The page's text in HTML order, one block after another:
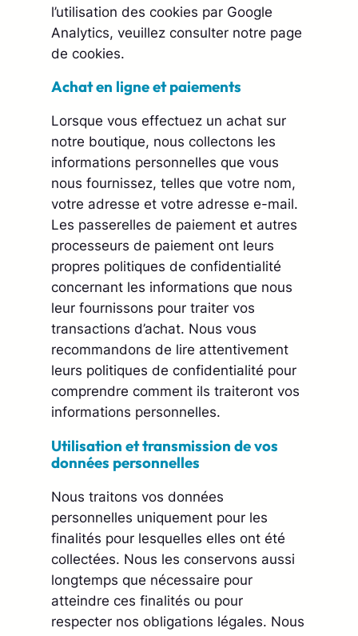
l’utilisation des cookies par Google
Analytics, veuillez consulter notre page
de cookies.
Achat en ligne et paiements
Lorsque vous effectuez un achat sur
notre boutique, nous collectons les
informations personnelles que vous
nous fournissez, telles que votre nom,
votre adresse et votre adresse e-mail.
Les passerelles de paiement et autres
processeurs de paiement ont leurs
propres politiques de confidentialité
concernant les informations que nous
leur fournissons pour traiter vos
transactions d’achat. Nous vous
recommandons de lire attentivement
leurs politiques de confidentialité pour
comprendre comment ils traiteront vos
informations personnelles.
Utilisation et transmission de vos
données personnelles
Nous traitons vos données
personnelles uniquement pour les
finalités pour lesquelles elles ont été
collectées. Nous les conservons aussi
longtemps que nécessaire pour
atteindre ces finalités ou pour
respecter nos obligations légales. Nous